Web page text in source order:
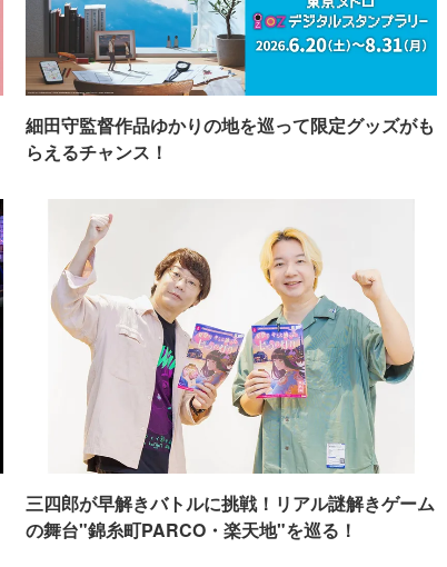
細田守監督作品ゆかりの地を巡って限定グッズがも
らえるチャンス！
三四郎が早解きバトルに挑戦！リアル謎解きゲーム
の舞台"錦糸町PARCO・楽天地"を巡る！